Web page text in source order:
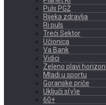
Puls PGŽ
Rijeka zdravlja
Ri puls
Treći Sektor
Učionica
Va Bank
Vidici
Zeleno plavi
Mladi u sportu
Goranske priče
Uključi s(v)e
60+